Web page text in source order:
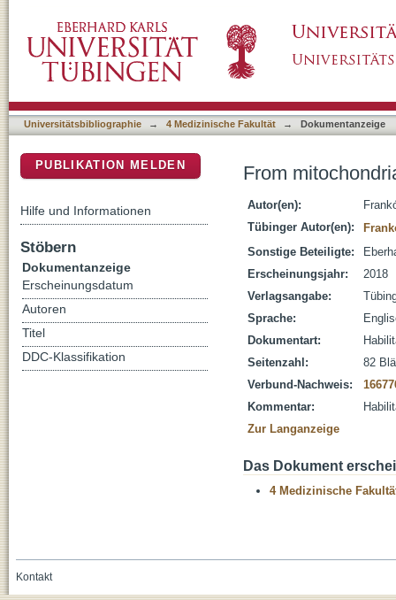
Universitätsbibliographie → 4 Medizinische Fakultät → Dokumentanzeige
From
Autor(en):
Tübinger Autor(en):
Sonstige Beteiligte:
Erscheinungsjahr:
2018
Verlagsangabe:
Sprache:
Dokumentart:
Seitenzahl:
82
Verbund-Nachweis:
Kommentar:
Zur Langanzeige
Das Dokument
4 Medizinische
PUBLIKATION MELDEN
Hilfe und Informationen
Stöbern
Dokumentanzeige
Erscheinungsdatum
Autoren
Titel
DDC-Klassifikation
Kontakt